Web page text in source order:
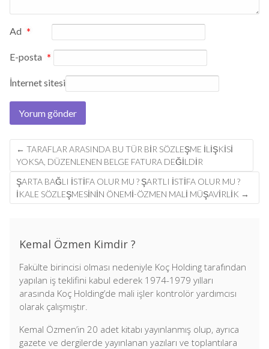
Ad *
E-posta *
İnternet sitesi
Post
navigation
← TARAFLAR ARASINDA BU TÜR BIR SÖZLEŞME ILIŞKISI
YOKSA, DÜZENLENEN BELGE FATURA DEĞILDIR
ŞARTA BAĞLI ISTIFA OLUR MU ? ŞARTLI ISTIFA OLUR MU ?
İKALE SÖZLEŞMESININ ÖNEMI-ÖZMEN MALİ MÜŞAVİRLİK →
Kemal Özmen Kimdir ?
Fakülte birincisi olması nedeniyle Koç Holding tarafından
yapılan iş teklifini kabul ederek 1974-1979 yılları
arasında Koç Holding’de mali işler kontrolör yardımcısı
olarak çalışmıştır.
Kemal Özmen’in 20 adet kitabı yayınlanmış olup, ayrıca
gazete ve dergilerde yayınlanan yazıları ve toplantılara